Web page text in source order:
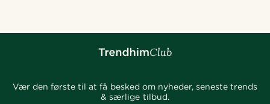
Vær den første til at få besked om nyheder, seneste trends
& særlige tilbud.